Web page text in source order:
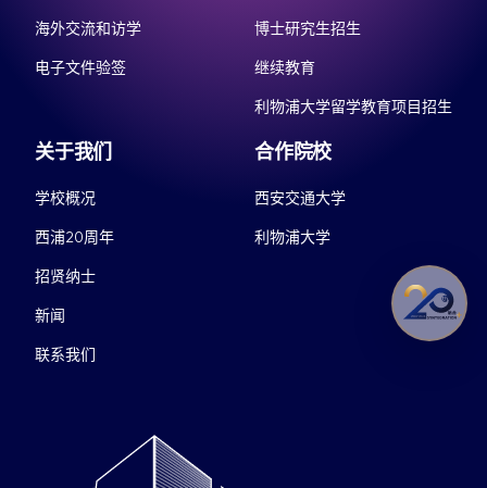
海外交流和访学
电子文件验签
博士研究生招生
继续教育
利物浦大学留学教育项目招生
关于我们
学校概况
西浦20周年
招贤纳士
新闻
联系我们
合作院校
西安交通大学
利物浦大学